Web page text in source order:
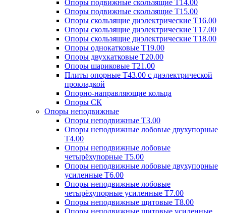
Опоры подвижные скользящие Т14.00
Опоры подвижные скользящие Т15.00
Опоры скользящие диэлектрические Т16.00
Опоры скользящие диэлектрические Т17.00
Опоры скользящие диэлектрические Т18.00
Опоры однокатковые Т19.00
Опоры двухкатковые Т20.00
Опоры шариковые Т21.00
Плиты опорные Т43.00 с диэлектрической
прокладкой
Опорно-направляющие кольца
Опоры СК
Опоры неподвижные
Опоры неподвижные Т3.00
Опоры неподвижные лобовые двухупорные
Т4.00
Опоры неподвижные лобовые
четырёхупорные Т5.00
Опоры неподвижные лобовые двухупорные
усиленные Т6.00
Опоры неподвижные лобовые
четырёхупорные усиленные Т7.00
Опоры неподвижные щитовые Т8.00
Опоры неподвижные щитовые усиленные